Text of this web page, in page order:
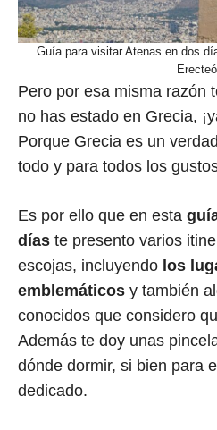
Guía para visitar Atenas en dos
Pero por esa misma razón
no has estado en Grecia,
Porque Grecia es un
todo y para todos los
Es por ello que en esta
días te presento varios
escojas, incluyendo los
emblemáticos y también
conocidos que considero
Además te doy unas
dónde dormir, si bien para
dedicado.